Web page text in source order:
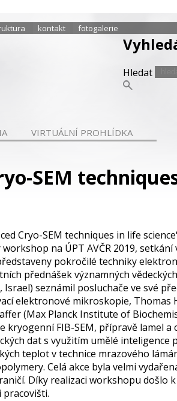
kontakt fotogalerie
Hledat
VIRTUÁLNÍ PROHLÍDKA
SEM
Cryo-SEM techniques in life
na ÚPT AVČR 2019, setkání
pokročilé techniky
přednášek významných
seznámil posluchače ve své
elektronové mikroskopie, Thomas
(Max Planck Institute of
kryogenní FIB-SEM, přípravě lamel
dat s využitím umělé inteligence
teplot v technice mrazového
Celá akce byla velmi
Díky realizaci workshopu došlo